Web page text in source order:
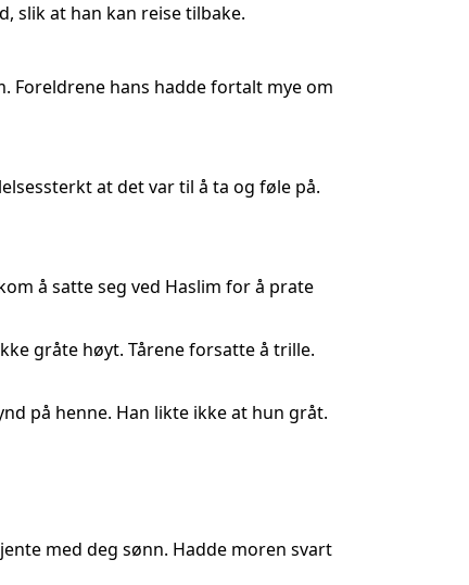
slik at han kan reise tilbake.
Foreldrene hans hadde fortalt mye om
at det var til å ta og føle på.
å satte seg ved Haslim for å prate
gråte høyt. Tårene forsatte å trille.
på henne. Han likte ikke at hun gråt.
med deg sønn. Hadde moren svart